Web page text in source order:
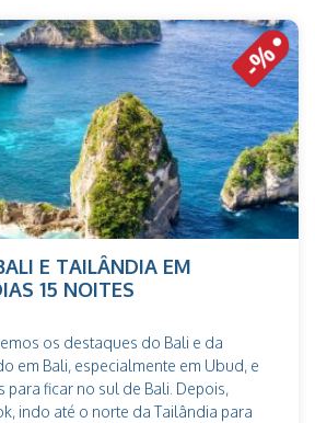
E TAILÂNDIA EM
15 NOITES
os destaques do Bali e da
em Bali, especialmente em Ubud, e
para ficar no sul de Bali. Depois,
indo até o norte da Tailândia para